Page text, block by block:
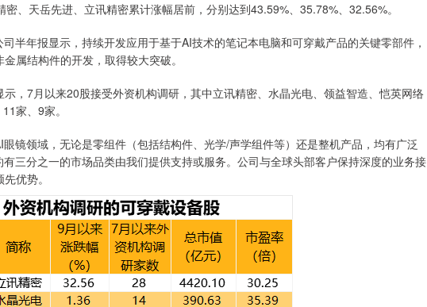
、天岳先进、立讯精密累计涨幅居前，分别达到43.59%、35.78%、32.56%。
年报显示，持续开发应用于基于AI技术的笔记本电脑和可穿戴产品的关键零部件，
属结构件的开发，取得较大突破。
7月以来20股接受外资机构调研，其中立讯精密、水晶光电、领益智造、恺英网络
家、9家。
领域，无论是零组件（包括结构件、光学/声学组件等）还是整机产品，均有广泛
三分之一的市场品类由我们提供支持或服务。公司与全球头部客户保持深度的业务接
优势。